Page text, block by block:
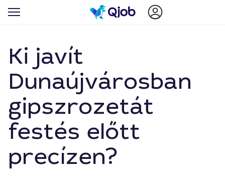
Ki javít
Dunaújvárosban
gipszrozetát
festés előtt
precízen?